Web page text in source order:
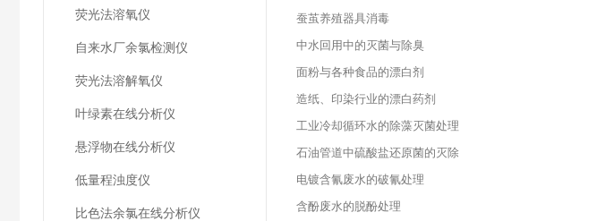
荧光法溶氧仪
自来水厂余氯检测仪
荧光法溶解氧仪
叶绿素在线分析仪
悬浮物在线分析仪
低量程浊度仪
比色法余氯在线分析仪
蚕茧养殖器具消毒
中水回用中的灭菌与除臭
面粉与各种食品的漂白剂
造纸、印染行业的漂白药剂
工业冷却循环水的除藻灭菌处理
石油管道中硫酸盐还原菌的灭除
电镀含氰废水的破氰处理
含酚废水的脱酚处理